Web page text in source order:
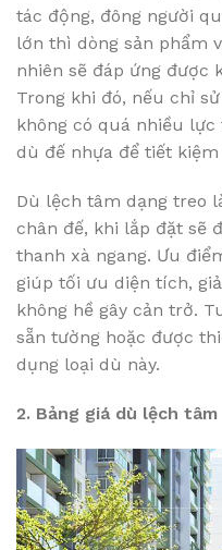
tác động, đông người
lớn thì dòng sản phẩm
nhiên sẽ đáp ứng được
Trong khi đó, nếu chỉ
không có quá nhiều
dù đế nhựa để tiết
Dù lệch tâm dạng treo
chân đế, khi lắp đặt sẽ
thanh xà ngang. Ưu
giúp tối ưu diện tích,
không hề gây cản trở.
sẵn tường hoặc được
dụng loại dù này.
2. Bảng giá dù lệch tâm